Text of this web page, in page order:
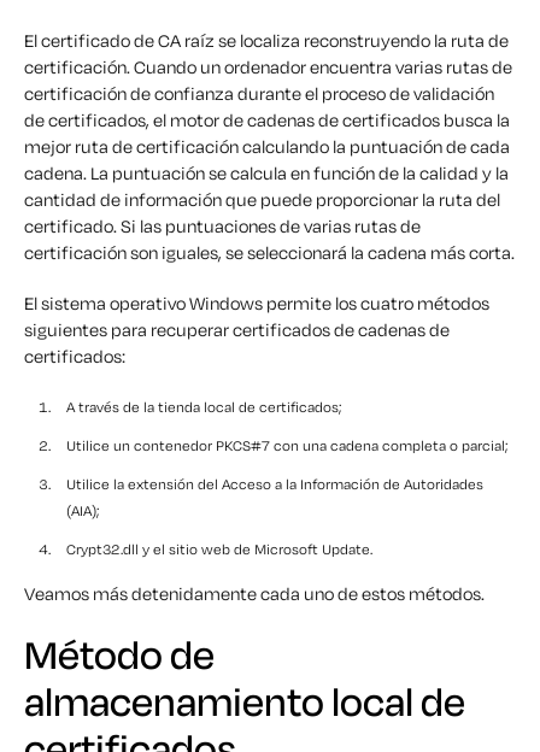
El certificado de CA raíz se localiza reconstruyendo la ruta de
certificación. Cuando un ordenador encuentra varias rutas de
certificación de confianza durante el proceso de validación
de certificados, el motor de cadenas de certificados busca la
mejor ruta de certificación calculando la puntuación de cada
cadena. La puntuación se calcula en función de la calidad y la
cantidad de información que puede proporcionar la ruta del
certificado. Si las puntuaciones de varias rutas de
certificación son iguales, se seleccionará la cadena más corta.
El sistema operativo Windows permite los cuatro métodos
siguientes para recuperar certificados de cadenas de
certificados:
A través de la tienda local de certificados;
Utilice un contenedor PKCS#7 con una cadena completa o parcial;
Utilice la extensión del Acceso a la Información de Autoridades
(AIA);
Crypt32.dll y el sitio web de Microsoft Update.
Veamos más detenidamente cada uno de estos métodos.
Método de
almacenamiento local de